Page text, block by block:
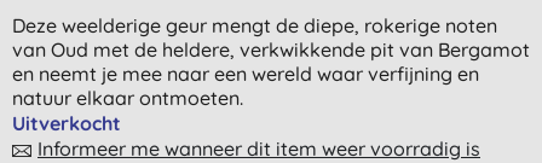
Deze weelderige geur mengt de diepe, rokerige noten
van Oud met de heldere, verkwikkende pit van Bergamot
en neemt je mee naar een wereld waar verfijning en
natuur elkaar ontmoeten.
Uitverkocht
Informeer me wanneer dit item weer voorradig is